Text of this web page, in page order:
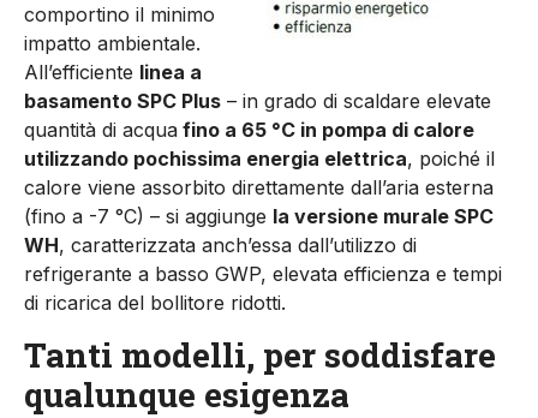
comportino il minimo
im­patto ambientale.
All’efficien­te linea a
basamento SPC Plus – in grado di scaldare elevate
quantità di acqua fino a 65 °C in pompa di calore
utilizzando po­chissima energia elettrica, poi­ché il
calore viene assorbito di­rettamente dall’aria esterna
(fi­no a -7 °C) – si aggiunge la ver­sione murale SPC
WH, caratte­rizzata anch’essa dall’utilizzo di
refrigerante a basso GWP, ele­vata efficienza e tempi
di ricari­ca del bollitore ridotti.
Tanti modelli, per soddisfare
qualunque esigenza